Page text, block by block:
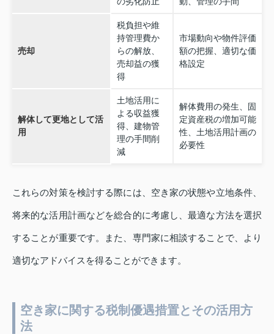
売却
税負担や維
持管理費か
らの解放、
売却益の獲
得
市場動向や物件評価
額の把握、適切な価
格設定
解体して更地として活
用
土地活用に
よる収益獲
得、建物管
理の手間削
減
解体費用の発生、固
定資産税の増加可能
性、土地活用計画の
必要性
これらの対策を検討する際には、空き家の状態や立地条件、
将来的な活用計画などを総合的に考慮し、最適な方法を選択
することが重要です。また、専門家に相談することで、より
適切なアドバイスを得ることができます。
空き家に関する税制優遇措置とその活用方
法